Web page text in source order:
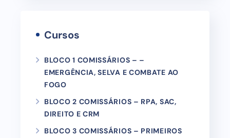
Cursos
BLOCO 1 COMISSÁRIOS – –
EMERGÊNCIA, SELVA E COMBATE AO
FOGO
BLOCO 2 COMISSÁRIOS – RPA, SAC,
DIREITO E CRM
BLOCO 3 COMISSÁRIOS – PRIMEIROS